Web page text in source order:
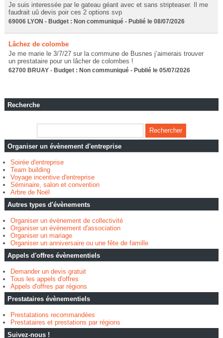
Je suis interessée par le gateau géant avec et sans stripteaser. Il me
faudrait uû devis poir ces 2 options svp
69006 LYON - Budget : Non communiqué - Publié le 08/07/2026
Lâchez de colombe
Je me marie le 3/7/27 sur la commune de Busnes j’aimerais trouver
un prestataire pour un lâcher de colombes !
62700 BRUAY - Budget : Non communiqué - Publié le 05/07/2026
Recherche
Organiser un évènement d'entreprise
Soirée d'entreprise
Team building
Voyage incentive d'entreprise
Séminaire, salon et convention
Arbre de Noël
Autres types d'évènements
Organiser un évènement de collectivité
Organiser un évènement d'association
Organiser un mariage
Organiser un anniversaire ou une fête de famille
Appels d'offres évènementiels
Demander un devis gratuit
Tous les appels d'offres
Appels d'offres par régions
Prestataires évènementiels
Prestatations recommandées
Prestataires et prestations par régions
Suivez-nous !